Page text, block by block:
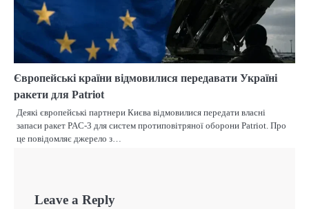
Європейські країни відмовилися передавати Україні
ракети для Patriot
Деякі європейські партнери Києва відмовилися передати власні
запаси ракет PAC-3 для систем протиповітряної оборони Patriot. Про
це повідомляє джерело з…
Leave a Reply